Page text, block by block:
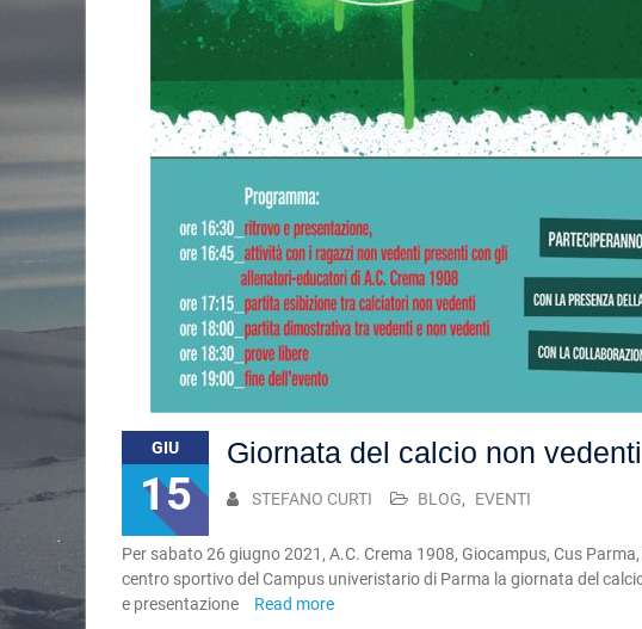
GIU
15
Giornata del calcio non
STEFANO CURTI BLOG, EVENTI
Per sabato 26 giugno 2021, A.C. Crema 1908, Giocampus, Cus
centro sportivo del Campus univeristario di Parma la giornata del
e presentazione
Read more